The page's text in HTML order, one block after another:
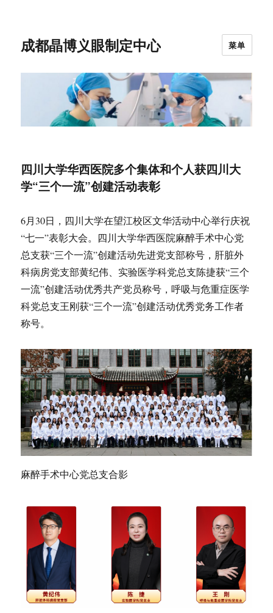
成都晶博义眼制定中心 菜单
四川大学华西医院多个集体和个人获四川大
学“三个一流”创建活动表彰
6月30日，四川大学在望江校区文华活动中心举行庆祝
“七一”表彰大会。四川大学华西医院麻醉手术中心党
总支获“三个一流”创建活动先进党支部称号，肝脏外
科病房党支部黄纪伟、实验医学科党总支陈捷获“三个
一流”创建活动优秀共产党员称号，呼吸与危重症医学
科党总支王刚获“三个一流”创建活动优秀党务工作者
称号。
麻醉手术中心党总支合影